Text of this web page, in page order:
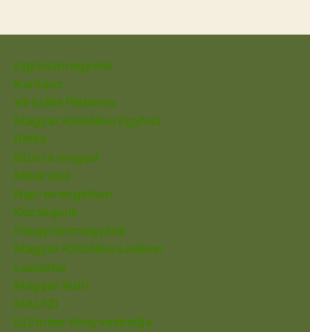
Egyházmegyénk
Karitász
Virtuális Plébánia
Magyar Katolikus Egyház
Biblia
Bízd rá magad
Miserend
Napi evangélium
Községünk
Főegyházmegyénk
Magyar Katolikus Lexikon
Laudetur
Magyar Kurír
MALEZI
Új Ember Könyvesboltja